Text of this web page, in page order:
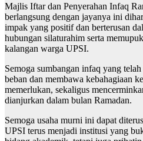
Majlis Iftar dan Penyerahan Infaq
berlangsung dengan jayanya ini
impak yang positif dan berterusan
hubungan silaturahim serta
kalangan warga UPSI.
Semoga sumbangan infaq yang
beban dan membawa kebahagiaan
memerlukan, sekaligus
dianjurkan dalam bulan Ramadan.
Semoga usaha murni ini dapat
UPSI terus menjadi institusi yang